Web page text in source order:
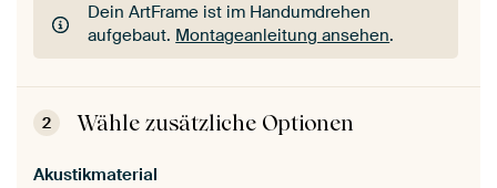
Dein ArtFrame ist im Handumdrehen
aufgebaut. Montageanleitung ansehen.
Dein ArtFrame ist im Handumdrehen
aufgebaut.Montageanleitung ansehen
2 Wähle zusätzliche Optionen
Akustikmaterial